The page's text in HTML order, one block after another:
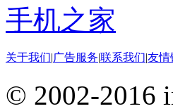
手机之家
关于我们|广告服务|联系我们|友情
© 2002-2016